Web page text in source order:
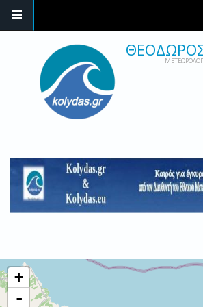
+
-